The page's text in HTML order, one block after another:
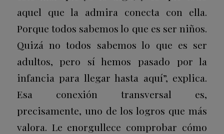
aquel que la admira conecta con ella.
Porque todos sabemos lo que es ser niños.
Quizá no todos sabemos lo que es ser
adultos, pero sí hemos pasado por la
infancia para llegar hasta aquí”, explica.
Esa conexión transversal es,
precisamente, uno de los logros que más
valora. Le enorgullece comprobar cómo